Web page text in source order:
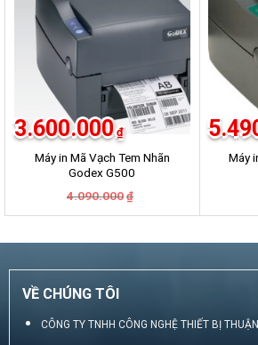
Máy in Mã Vạch Tem Nhãn
Godex G500
4.090.000 ₫
là:
3.600.000 ₫
tại
3.600.000₫.
Máy
VỀ CHÚNG TÔI
CÔNG TY TNHH CÔNG NGHỆ THIẾT BỊ